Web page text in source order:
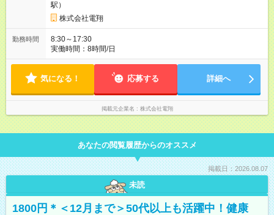
駅）
株式会社電翔
勤務時間
8:30～17:30
実働時間：8時間/日
気になる！ 応募する 詳細へ
掲載元企業名 株式会社電翔
あなたの閲覧履歴からのオススメ
掲載日：2026.08.07
未読
1800円＊＜12月まで＞50代以上も活躍中！健康